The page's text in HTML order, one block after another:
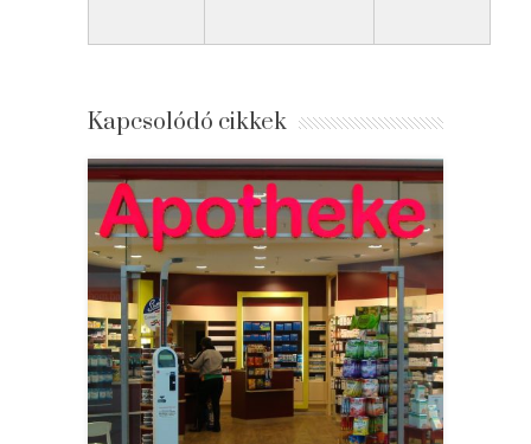
Kapcsolódó cikkek